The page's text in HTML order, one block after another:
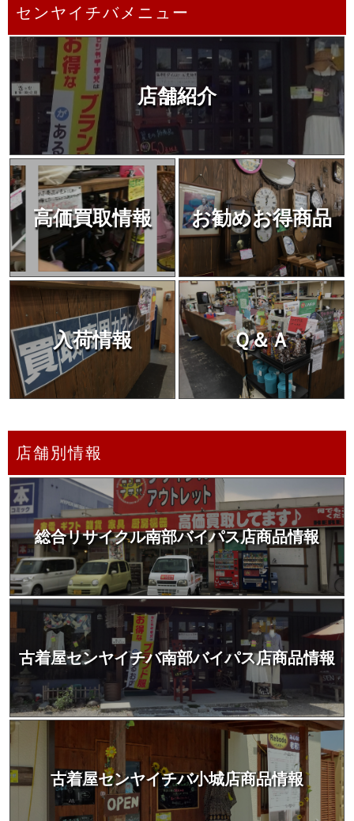
センヤイチバメニュー
店舗紹介
高価買取情報 お勧めお得商品
入荷情報 Ｑ＆Ａ
店舗別情報
総合リサイクル南部バイパス店商品情報
古着屋センヤイチバ南部バイパス店商品情報
古着屋センヤイチバ小城店商品情報